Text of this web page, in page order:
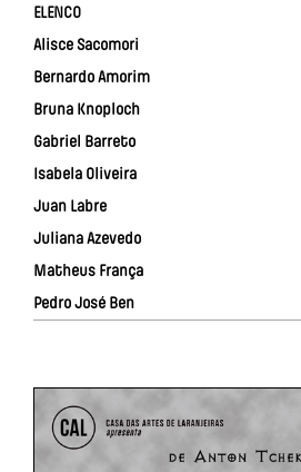
ELENCO
Alisce Sacomori
Bernardo Amorim
Bruna Knoploch
Gabriel Barreto
Isabela Oliveira
Juan Labre
Juliana Azevedo
Matheus França
Pedro José Ben